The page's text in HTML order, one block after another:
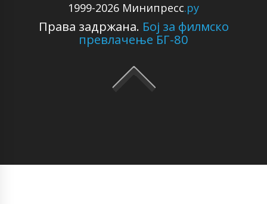
1999-2026 Минипресс.ру
Права задржана. Бој за филмско
превлачење БГ-80